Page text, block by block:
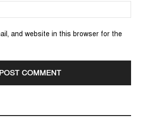
and website in this browser for the